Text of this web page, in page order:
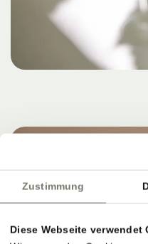
Zustimmung
Diese Webseite verwendet